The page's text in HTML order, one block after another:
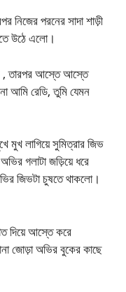
নিজের পরনের সাদা শাড়ী
উঠে এলো।
, তারপর আস্তে আস্তে
আমি রেডি, তুমি যেমন
মুখ লাগিয়ে সুমিত্রার জিভ
গলাটা জড়িয়ে ধরে
জিভটা চুষতে থাকলো।
দিয়ে আস্তে করে
জোড়া অভির বুকের কাছে